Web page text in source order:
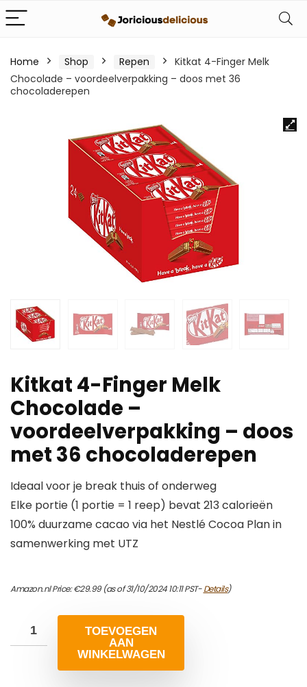
Home Shop Repen
Kitkat 4-Finger Melk
Chocolade – voordeelverpakking – doos met 36
chocoladerepen
Kitkat 4-Finger Melk
Chocolade –
voordeelverpakking – doos
met 36 chocoladerepen
Ideaal voor je break thuis of onderweg
Elke portie (1 portie = 1 reep) bevat 213 calorieën
100% duurzame cacao via het Nestlé Cocoa Plan in
samenwerking met UTZ
Amazon.nl Price:€29.99(as of 31/10/2024 10:11 PST-Details)
TOEVOEGEN
AAN
WINKELWAGEN